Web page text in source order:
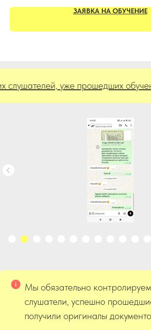
ЗАЯВКА НА ОБУЧЕНИЕ
уже прошедших обучение
Мы обязательно
слушатели, успешно
получили оригиналы